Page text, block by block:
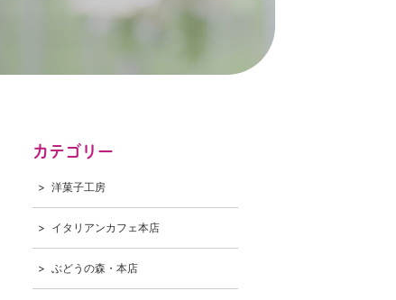
カテゴリー
洋菓子工房
イタリアンカフェ本店
ぶどうの森・本店